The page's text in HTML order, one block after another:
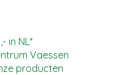
in NL*
Vaessen
producten